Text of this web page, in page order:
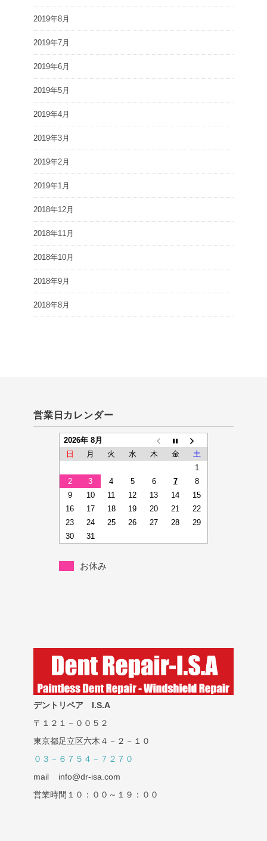
2019年8月
2019年7月
2019年6月
2019年5月
2019年4月
2019年3月
2019年2月
2019年1月
2018年12月
2018年11月
2018年10月
2018年9月
2018年8月
営業日カレンダー
2026年 8月
日
月 火 水 木 金
土
1
2
3 4 5 6 7
8
9
10 11 12 13 14
15
16
17 18 19 20 21
22
23
24 25 26 27 28
29
30
31
お休み
デントリペア I.S.A
〒１２１－００５２
東京都足立区六木４－２－１０
０３－６７５４－７２７０
mail info@dr-isa.com
営業時間１０：００～１９：００